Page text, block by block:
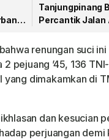
Tanjungpinang
Percantik Jalan
renungan suci
pejuang ’45, 136
dimakamkan di
dan kesucian
perjuangan demi